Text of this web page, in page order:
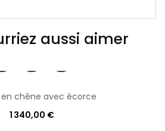
aussi aimer
chêne avec écorce
1 340,00 €